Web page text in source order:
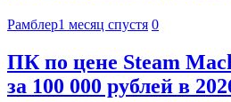
Рамблер1 месяц спустя 0
ПК по цене Steam
за 100 000 рублей в